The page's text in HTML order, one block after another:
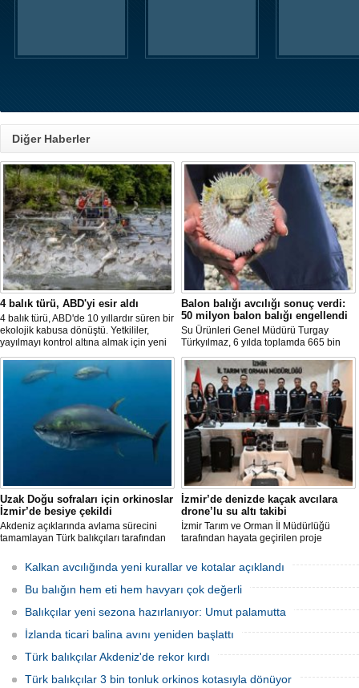
Diğer Haberler
4 balık türü, ABD'yi esir aldı
4 balık türü, ABD'de 10 yıllardır süren bir
ekolojik kabusa dönüştü. Yetkililer,
yayılmayı kontrol altına almak için yeni
projeler geliştirirken, uzmanlar
tamamen yok edilmenin imkansız
olduğunu belirtiyor.
Balon balığı avcılığı sonuç verdi:
50 milyon balon balığı engellendi
Su Ürünleri Genel Müdürü Turgay
Türkyılmaz, 6 yılda toplamda 665 bin
balon balığının ekosistemden
uzaklaştırıldığını belirterek, "Balon balığı
avcılığı sayesinde, yaklaşık 50 milyon
yeni balon balığının ekosisteme
katılması önlendi." dedi.
Uzak Doğu sofraları için orkinoslar
İzmir’de besiye çekildi
Akdeniz açıklarında avlama sürecini
tamamlayan Türk balıkçıları tarafından
orkinoslar, Uzak Doğu ülkelerine ihraç
edilmek için özenle bakılıyor.
İzmir’de denizde kaçak avcılara
drone’lu su altı takibi
İzmir Tarım ve Orman İl Müdürlüğü
tarafından hayata geçirilen proje
faaliyetleri anlık olarak tespit edebilen
hava ve su altı dronları sahada aktif
olarak kullanılmaya başlandı.
Kalkan avcılığında yeni kurallar ve kotalar açıklandı
Bu balığın hem eti hem havyarı çok değerli
Balıkçılar yeni sezona hazırlanıyor: Umut palamutta
İzlanda ticari balina avını yeniden başlattı
Türk balıkçılar Akdeniz'de rekor kırdı
Türk balıkçılar 3 bin tonluk orkinos kotasıyla dönüyor